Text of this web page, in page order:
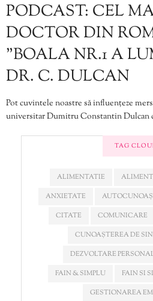
PODCAST: CEL
DOCTOR DIN
”BOALA NR.1 A
DR. C. DULCAN
Pot cuvintele noastre să influențeze
universitar Dumitru Constantin Dulcan
TAG
ALIMENTATIE
ANXIETATE
CITATE
COMUNICARE
CUNOAȘTEREA DE
DEZVOLTARE
FAIN & SIMPLU
FAIN SI
GESTIONAREA